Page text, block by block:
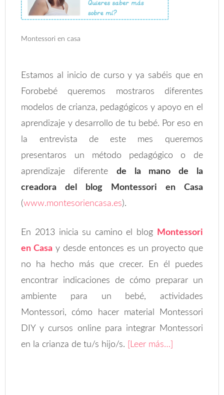
Montessori en casa
Estamos al inicio de curso y ya sabéis que en
Forobebé queremos mostraros diferentes
modelos de crianza, pedagógicos y apoyo en el
aprendizaje y desarrollo de tu bebé. Por eso en
la entrevista de este mes queremos
presentaros un método pedagógico o de
aprendizaje diferente de la mano de la
creadora del blog Montessori en Casa
(www.montesoriencasa.es).
En 2013 inicia su camino el blog
Montessori
en Casa y desde entonces es un proyecto que
no ha hecho más que crecer. En él puedes
encontrar indicaciones de cómo preparar un
ambiente para un bebé, actividades
Montessori, cómo hacer material Montessori
DIY y cursos online para integrar Montessori
en la crianza de tu/s hijo/s.
[Leer más…]